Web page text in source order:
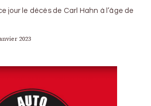
jour le décès de Carl Hahn à l’âge de
2023